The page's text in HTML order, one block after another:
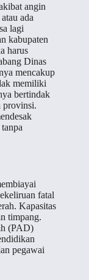
angin
ada
lagi
kabupaten
harus
Dinas
mencakup
memiliki
bertindak
provinsi.
fatal
Kapasitas
timpang.
(PAD)
pegawai